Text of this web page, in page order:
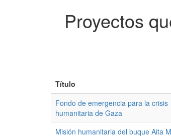
Proyectos
Título
Fondo de emergencia para la crisis
humanitaria de Gaza
Misión humanitaria del buque Aita